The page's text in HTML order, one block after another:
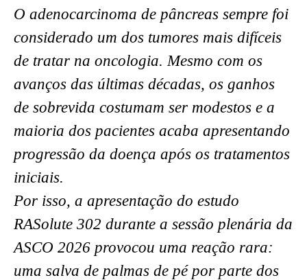
O adenocarcinoma de pâncreas sempre foi
considerado um dos tumores mais difíceis
de tratar na oncologia. Mesmo com os
avanços das últimas décadas, os ganhos
de sobrevida costumam ser modestos e a
maioria dos pacientes acaba apresentando
progressão da doença após os tratamentos
iniciais.
Por isso, a apresentação do estudo
RASolute 302 durante a sessão plenária da
ASCO 2026 provocou uma reação rara:
uma salva de palmas de pé por parte dos